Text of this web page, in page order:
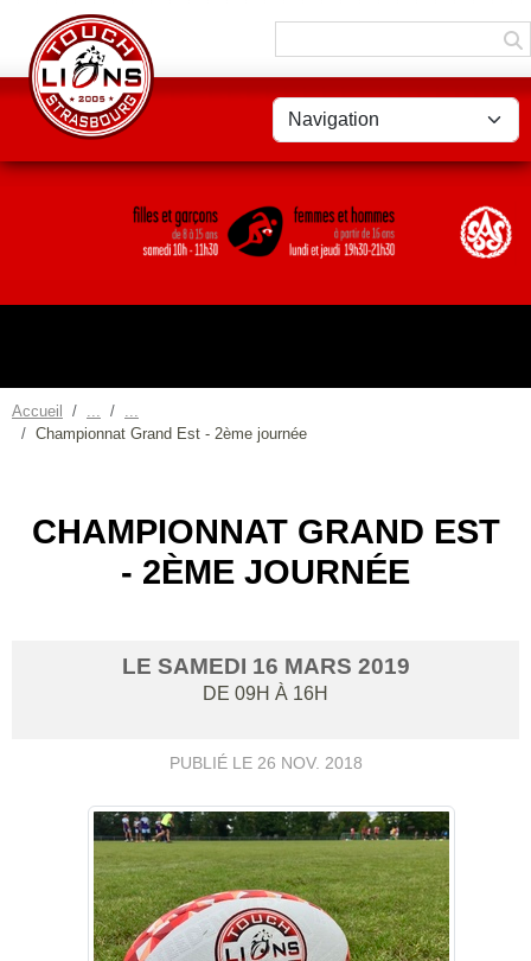
Accueil
Championnat Grand Est - 2ème journée
CHAMPIONNAT GRAND EST
- 2ÈME JOURNÉE
LE SAMEDI 16 MARS 2019
DE 09H À 16H
PUBLIÉ LE 26 NOV. 2018
Panneau de gestion des cookies